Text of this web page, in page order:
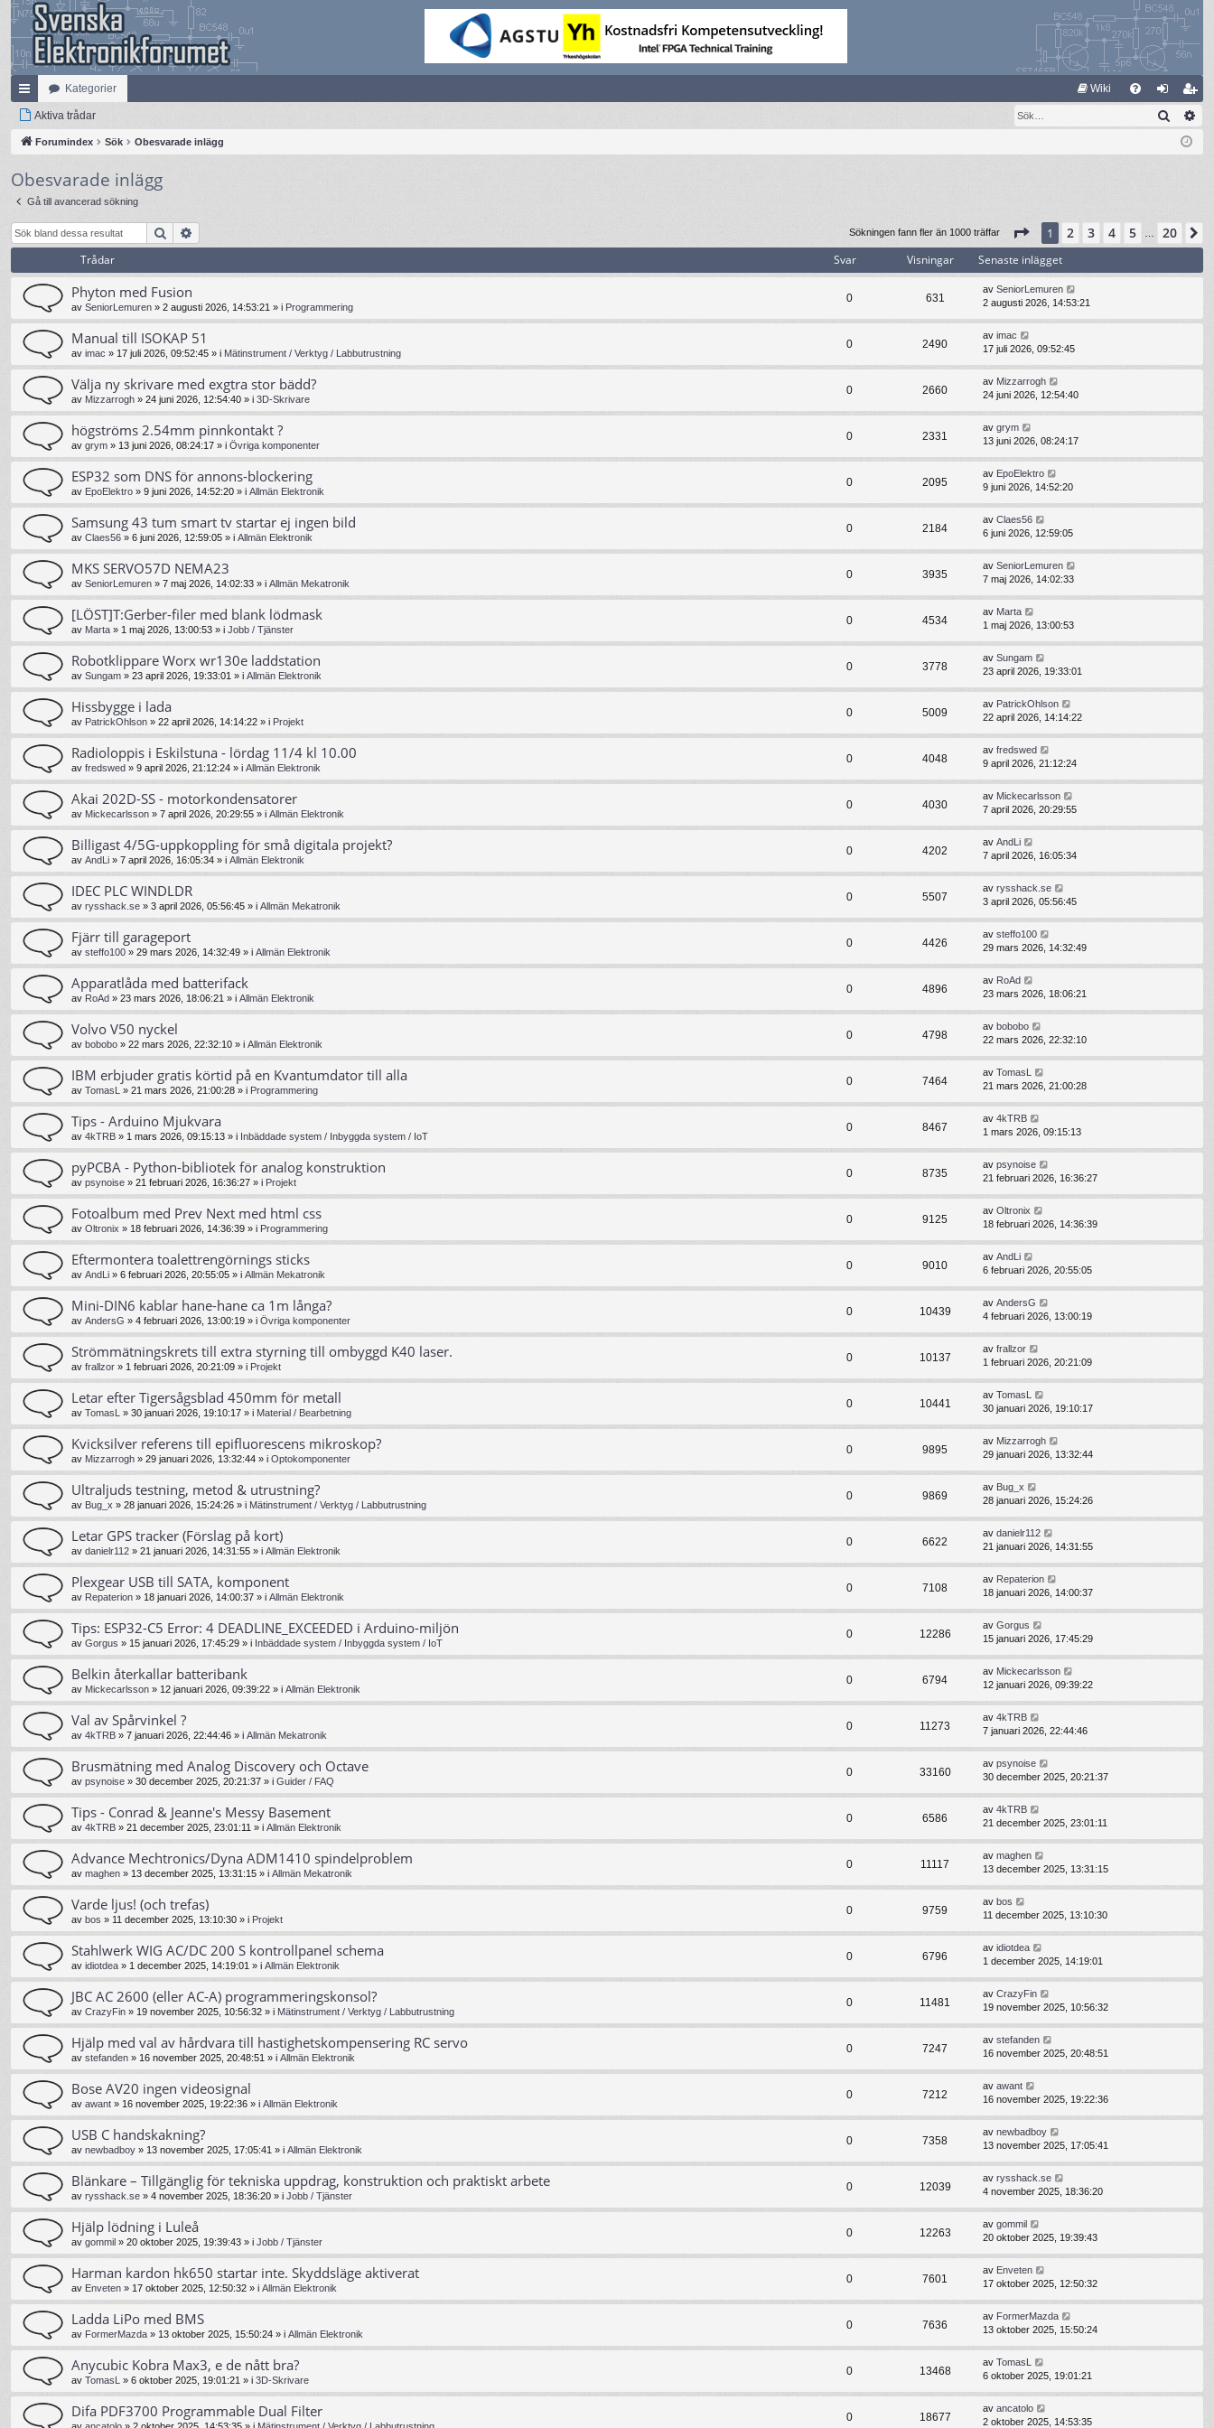
na
bb
lä
nk
ar
Kategorier Wiki
og li
m
m
Aktiva trådar Sök
Forumindex Sök Obesvarade inlägg
Obesvarade inlägg
Gå till avancerad sökning
Sök Sökningen fann fler än 1000 träffar Sida av20
1 2 3 4 5 … 20
Trådar Svar Visningar Senaste inlägget
Phyton med Fusion
av SeniorLemuren » 2 augusti 2026, 14:53:21 » i Programmering
0 631
av SeniorLemuren
2 augusti 2026, 14:53:21
Manual till ISOKAP 51
av imac » 17 juli 2026, 09:52:45 » i Mätinstrument / Verktyg / Labbutrustning
0 2490
av imac
17 juli 2026, 09:52:45
Välja ny skrivare med exgtra stor bädd?
av Mizzarrogh » 24 juni 2026, 12:54:40 » i 3D-Skrivare
0 2660
av Mizzarrogh
24 juni 2026, 12:54:40
högströms 2.54mm pinnkontakt ?
av grym » 13 juni 2026, 08:24:17 » i Övriga komponenter
0 2331
av grym
13 juni 2026, 08:24:17
ESP32 som DNS för annons-blockering
av EpoElektro » 9 juni 2026, 14:52:20 » i Allmän Elektronik
0 2095
av EpoElektro
9 juni 2026, 14:52:20
Samsung 43 tum smart tv startar ej ingen bild
av Claes56 » 6 juni 2026, 12:59:05 » i Allmän Elektronik
0 2184
av Claes56
6 juni 2026, 12:59:05
MKS SERVO57D NEMA23
av SeniorLemuren » 7 maj 2026, 14:02:33 » i Allmän Mekatronik
0 3935
av SeniorLemuren
7 maj 2026, 14:02:33
[LÖST]T:Gerber-filer med blank lödmask
av Marta » 1 maj 2026, 13:00:53 » i Jobb / Tjänster
0 4534
av Marta
1 maj 2026, 13:00:53
Robotklippare Worx wr130e laddstation
av Sungam » 23 april 2026, 19:33:01 » i Allmän Elektronik
0 3778
av Sungam
23 april 2026, 19:33:01
Hissbygge i lada
av PatrickOhlson » 22 april 2026, 14:14:22 » i Projekt
0 5009
av PatrickOhlson
22 april 2026, 14:14:22
Radioloppis i Eskilstuna - lördag 11/4 kl 10.00
av fredswed » 9 april 2026, 21:12:24 » i Allmän Elektronik
0 4048
av fredswed
9 april 2026, 21:12:24
Akai 202D-SS - motorkondensatorer
av Mickecarlsson » 7 april 2026, 20:29:55 » i Allmän Elektronik
0 4030
av Mickecarlsson
7 april 2026, 20:29:55
Billigast 4/5G-uppkoppling för små digitala projekt?
av AndLi » 7 april 2026, 16:05:34 » i Allmän Elektronik
0 4202
av AndLi
7 april 2026, 16:05:34
IDEC PLC WINDLDR
av rysshack.se » 3 april 2026, 05:56:45 » i Allmän Mekatronik
0 5507
av rysshack.se
3 april 2026, 05:56:45
Fjärr till garageport
av steffo100 » 29 mars 2026, 14:32:49 » i Allmän Elektronik
0 4426
av steffo100
29 mars 2026, 14:32:49
Apparatlåda med batterifack
av RoAd » 23 mars 2026, 18:06:21 » i Allmän Elektronik
0 4896
av RoAd
23 mars 2026, 18:06:21
Volvo V50 nyckel
av bobobo » 22 mars 2026, 22:32:10 » i Allmän Elektronik
0 4798
av bobobo
22 mars 2026, 22:32:10
IBM erbjuder gratis körtid på en Kvantumdator till alla
av TomasL » 21 mars 2026, 21:00:28 » i Programmering
0 7464
av TomasL
21 mars 2026, 21:00:28
Tips - Arduino Mjukvara
av 4kTRB » 1 mars 2026, 09:15:13 » i Inbäddade system / Inbyggda system / IoT
0 8467
av 4kTRB
1 mars 2026, 09:15:13
pyPCBA - Python-bibliotek för analog konstruktion
av psynoise » 21 februari 2026, 16:36:27 » i Projekt
0 8735
av psynoise
21 februari 2026, 16:36:27
Fotoalbum med Prev Next med html css
av Oltronix » 18 februari 2026, 14:36:39 » i Programmering
0 9125
av Oltronix
18 februari 2026, 14:36:39
Eftermontera toalettrengörnings sticks
av AndLi » 6 februari 2026, 20:55:05 » i Allmän Mekatronik
0 9010
av AndLi
6 februari 2026, 20:55:05
Mini-DIN6 kablar hane-hane ca 1m långa?
av AndersG » 4 februari 2026, 13:00:19 » i Övriga komponenter
0 10439
av AndersG
4 februari 2026, 13:00:19
Strömmätningskrets till extra styrning till ombyggd K40 laser.
av frallzor » 1 februari 2026, 20:21:09 » i Projekt
0 10137
av frallzor
1 februari 2026, 20:21:09
Letar efter Tigersågsblad 450mm för metall
av TomasL » 30 januari 2026, 19:10:17 » i Material / Bearbetning
0 10441
av TomasL
30 januari 2026, 19:10:17
Kvicksilver referens till epifluorescens mikroskop?
av Mizzarrogh » 29 januari 2026, 13:32:44 » i Optokomponenter
0 9895
av Mizzarrogh
29 januari 2026, 13:32:44
Ultraljuds testning, metod & utrustning?
av Bug_x » 28 januari 2026, 15:24:26 » i Mätinstrument / Verktyg / Labbutrustning
0 9869
av Bug_x
28 januari 2026, 15:24:26
Letar GPS tracker (Förslag på kort)
av danielr112 » 21 januari 2026, 14:31:55 » i Allmän Elektronik
0 6622
av danielr112
21 januari 2026, 14:31:55
Plexgear USB till SATA, komponent
av Repaterion » 18 januari 2026, 14:00:37 » i Allmän Elektronik
0 7108
av Repaterion
18 januari 2026, 14:00:37
Tips: ESP32-C5 Error: 4 DEADLINE_EXCEEDED i Arduino-miljön
av Gorgus » 15 januari 2026, 17:45:29 » i Inbäddade system / Inbyggda system / IoT
0 12286
av Gorgus
15 januari 2026, 17:45:29
Belkin återkallar batteribank
av Mickecarlsson » 12 januari 2026, 09:39:22 » i Allmän Elektronik
0 6794
av Mickecarlsson
12 januari 2026, 09:39:22
Val av Spårvinkel ?
av 4kTRB » 7 januari 2026, 22:44:46 » i Allmän Mekatronik
0 11273
av 4kTRB
7 januari 2026, 22:44:46
Brusmätning med Analog Discovery och Octave
av psynoise » 30 december 2025, 20:21:37 » i Guider / FAQ
0 33160
av psynoise
30 december 2025, 20:21:37
Tips - Conrad & Jeanne's Messy Basement
av 4kTRB » 21 december 2025, 23:01:11 » i Allmän Elektronik
0 6586
av 4kTRB
21 december 2025, 23:01:11
Advance Mechtronics/Dyna ADM1410 spindelproblem
av maghen » 13 december 2025, 13:31:15 » i Allmän Mekatronik
0 11117
av maghen
13 december 2025, 13:31:15
Varde ljus! (och trefas)
av bos » 11 december 2025, 13:10:30 » i Projekt
0 9759
av bos
11 december 2025, 13:10:30
Stahlwerk WIG AC/DC 200 S kontrollpanel schema
av idiotdea » 1 december 2025, 14:19:01 » i Allmän Elektronik
0 6796
av idiotdea
1 december 2025, 14:19:01
JBC AC 2600 (eller AC-A) programmeringskonsol?
av CrazyFin » 19 november 2025, 10:56:32 » i Mätinstrument / Verktyg / Labbutrustning
0 11481
av CrazyFin
19 november 2025, 10:56:32
Hjälp med val av hårdvara till hastighetskompensering RC servo
av stefanden » 16 november 2025, 20:48:51 » i Allmän Elektronik
0 7247
av stefanden
16 november 2025, 20:48:51
Bose AV20 ingen videosignal
av awant » 16 november 2025, 19:22:36 » i Allmän Elektronik
0 7212
av awant
16 november 2025, 19:22:36
USB C handskakning?
av newbadboy » 13 november 2025, 17:05:41 » i Allmän Elektronik
0 7358
av newbadboy
13 november 2025, 17:05:41
Blänkare – Tillgänglig för tekniska uppdrag, konstruktion och praktiskt arbete
av rysshack.se » 4 november 2025, 18:36:20 » i Jobb / Tjänster
0 12039
av rysshack.se
4 november 2025, 18:36:20
Hjälp lödning i Luleå
av gommil » 20 oktober 2025, 19:39:43 » i Jobb / Tjänster
0 12263
av gommil
20 oktober 2025, 19:39:43
Harman kardon hk650 startar inte. Skyddsläge aktiverat
av Enveten » 17 oktober 2025, 12:50:32 » i Allmän Elektronik
0 7601
av Enveten
17 oktober 2025, 12:50:32
Ladda LiPo med BMS
av FormerMazda » 13 oktober 2025, 15:50:24 » i Allmän Elektronik
0 7636
av FormerMazda
13 oktober 2025, 15:50:24
Anycubic Kobra Max3, e de nått bra?
av TomasL » 6 oktober 2025, 19:01:21 » i 3D-Skrivare
0 13468
av TomasL
6 oktober 2025, 19:01:21
Difa PDF3700 Programmable Dual Filter 0 18677
av ancatolo
2 oktober 2025, 14:53:35